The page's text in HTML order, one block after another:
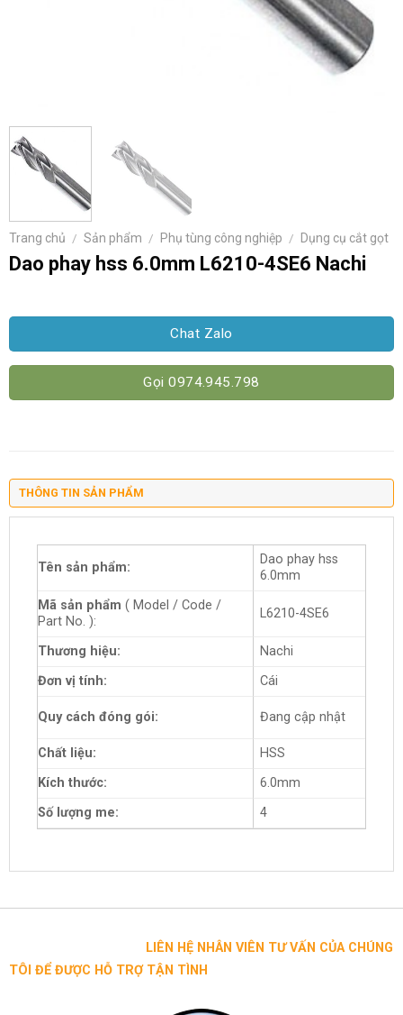
Trang chủ / Sản phẩm / Phụ tùng công nghiệp / Dụng cụ cắt gọt
Dao phay hss 6.0mm L6210-4SE6 Nachi
Chat Zalo
Gọi 0974.945.798
THÔNG TIN SẢN PHẨM
Tên sản phẩm:
Dao phay hss
6.0mm
Mã sản phẩm ( Model / Code /
Part No. ):
L6210-4SE6
Thương hiệu:
Nachi
Đơn vị tính:
Cái
Quy cách đóng gói: Đang cập nhật
Chất liệu:
HSS
Kích thước:
6.0mm
Số lượng me:
4
LIÊN HỆ NHÂN VIÊN TƯ VẤN CỦA CHÚNG
TÔI ĐỂ ĐƯỢC HỖ TRỢ TẬN TÌNH